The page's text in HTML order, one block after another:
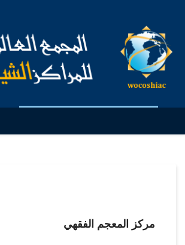
مركز المعجم الفقهي